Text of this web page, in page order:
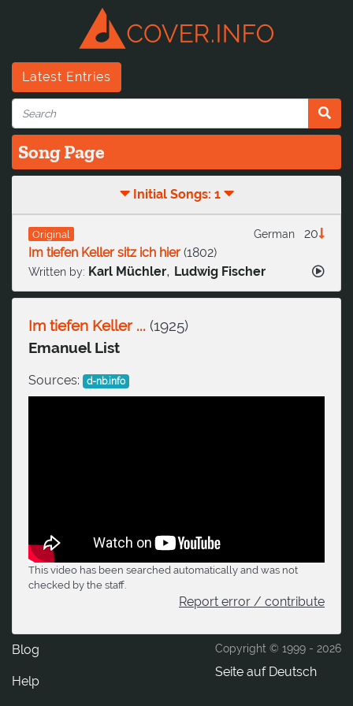
Latest Entries
Song Page
Initial Songs: 1
Original 20
German
Im tiefen Keller sitz ich hier (1802)
Written by: Karl Müchler, Ludwig Fischer
Im tiefen Keller ... (1925)
Emanuel List
Sources: d-nb.info
This video has been searched automatically and was not
checked by the staff.
Report error / contribute
Copyright © 1999 - 2026
Seite auf Deutsch
Blog
Help